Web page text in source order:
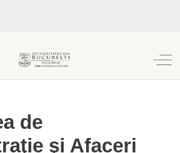
Off-
de
şi Afaceri